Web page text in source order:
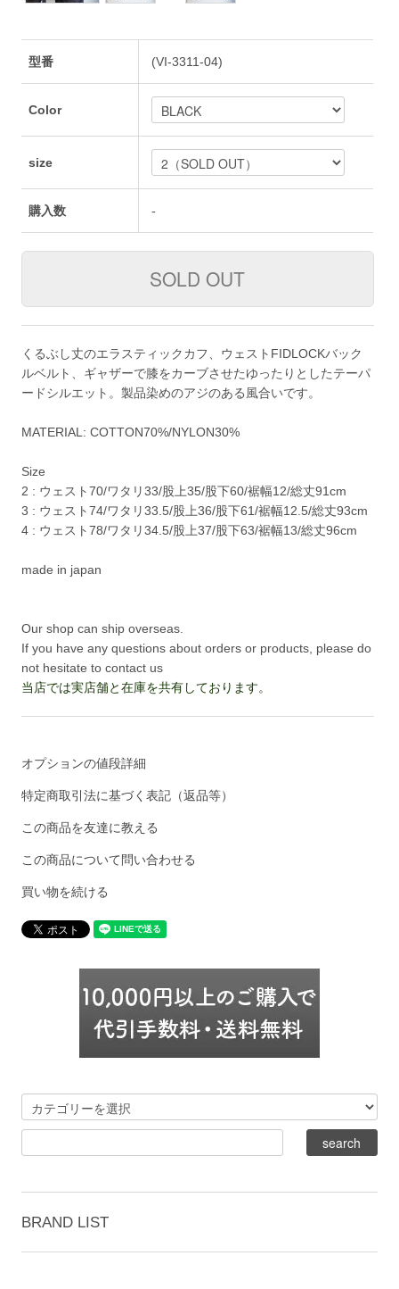
型番 (VI-3311-04)
Color
size
購入数 -
くるぶし丈のエラスティックカフ、ウェストFIDLOCKバック
ルベルト、ギャザーで膝をカーブさせたゆったりとしたテーパ
ードシルエット。製品染めのアジのある風合いです。
MATERIAL: COTTON70%/NYLON30%
Size
2 : ウェスト70/ワタリ33/股上35/股下60/裾幅12/総丈91cm
3 : ウェスト74/ワタリ33.5/股上36/股下61/裾幅12.5/総丈93cm
4 : ウェスト78/ワタリ34.5/股上37/股下63/裾幅13/総丈96cm
made in japan
Our shop can ship overseas.
If you have any questions about orders or products, please do
not hesitate to contact us
当店では実店舗と在庫を共有しております。
オプションの値段詳細
特定商取引法に基づく表記（返品等）
この商品を友達に教える
この商品について問い合わせる
買い物を続ける
BRAND LIST